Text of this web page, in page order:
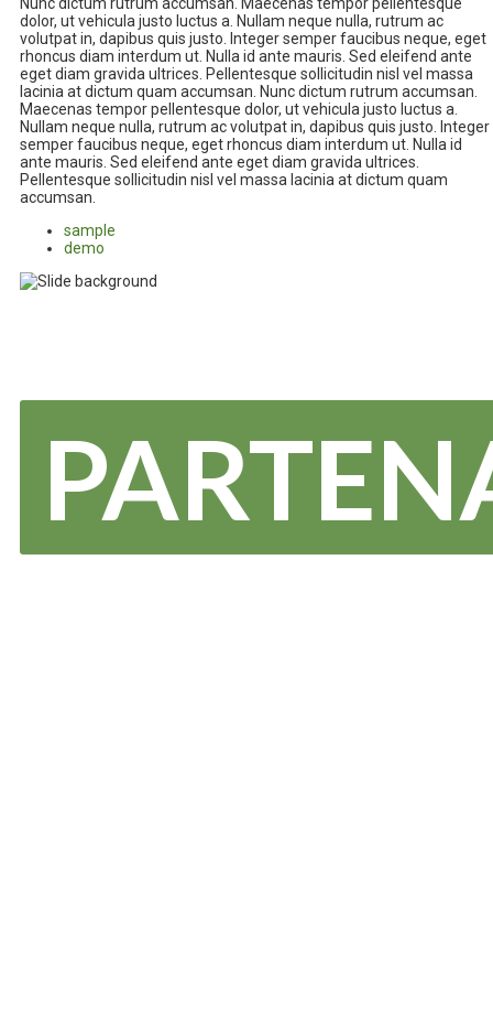
dolor, ut vehicula justo luctus a. Nullam neque nulla, rutrum ac
volutpat in, dapibus quis justo. Integer semper faucibus neque, eget
rhoncus diam interdum ut. Nulla id ante mauris. Sed eleifend ante
eget diam gravida ultrices. Pellentesque sollicitudin nisl vel massa
lacinia at dictum quam accumsan. Nunc dictum rutrum accumsan.
Maecenas tempor pellentesque dolor, ut vehicula justo luctus a.
Nullam neque nulla, rutrum ac volutpat in, dapibus quis justo. Integer
semper faucibus neque, eget rhoncus diam interdum ut. Nulla id
ante mauris. Sed eleifend ante eget diam gravida ultrices.
Pellentesque sollicitudin nisl vel massa lacinia at dictum quam
accumsan.
sample
demo